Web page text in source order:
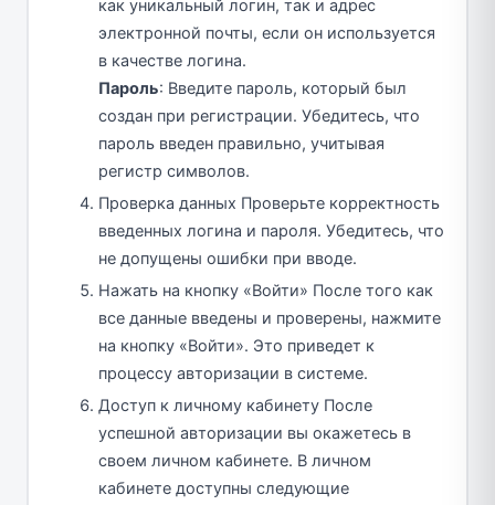
как уникальный логин, так и адрес
электронной почты, если он используется
в качестве логина.
Пароль: Введите пароль, который был
создан при регистрации. Убедитесь, что
пароль введен правильно, учитывая
регистр символов.
Проверка данных Проверьте корректность
введенных логина и пароля. Убедитесь, что
не допущены ошибки при вводе.
Нажать на кнопку «Войти» После того как
все данные введены и проверены, нажмите
на кнопку «Войти». Это приведет к
процессу авторизации в системе.
Доступ к личному кабинету После
успешной авторизации вы окажетесь в
своем личном кабинете. В личном
кабинете доступны следующие